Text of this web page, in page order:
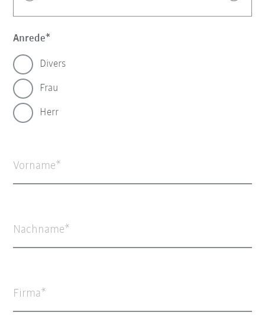
Anrede
Divers
Frau
Herr
Vorname
Nachname
Firma